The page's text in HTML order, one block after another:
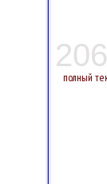
полный